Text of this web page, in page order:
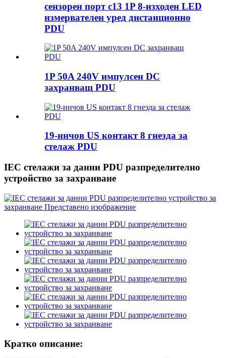
сензорен порт c13 1P 8-изходен LED
измервателен уред дистанционно
PDU
1P 50A 240V импулсен DC
захранващ PDU
19-инчов US контакт 8 гнезда за
стелаж PDU
IEC стелажи за данни PDU разпределително
устройство за захранване
Кратко описание: